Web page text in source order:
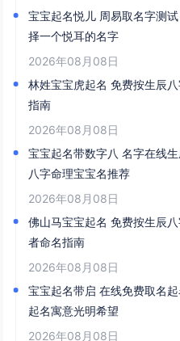
宝宝起名悦儿 周易取名字测
择一个悦耳的名字
2026年08月08日
林姓宝宝虎起名 免费按生辰
指南
2026年08月08日
宝宝起名带数字八 名字在线
八字命理宝宝名推荐
2026年08月08日
佛山马宝宝起名 免费按生辰
者命名指南
2026年08月08日
宝宝起名带启 在线免费取名
起名寓意光明希望
2026年08月08日